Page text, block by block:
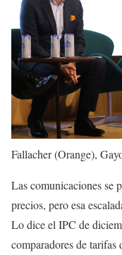
Fallacher (Orange),
Las comunicaciones se
precios, pero esa
Lo dice el IPC de
comparadores de tarifas